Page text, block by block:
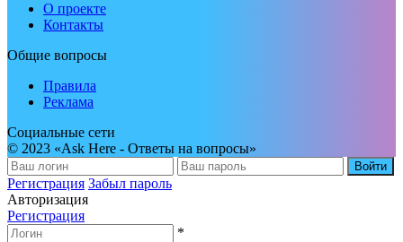
О проекте
Контакты
Общие вопросы
Правила
Реклама
Социальные сети
© 2023 «Ask Here - Ответы на вопросы»
Войти
Регистрация Забыл пароль
Авторизация
Регистрация
*